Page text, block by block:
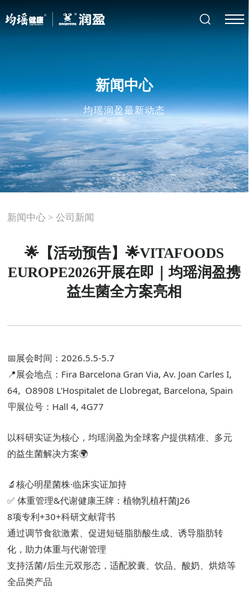
新闻中心
均瑶润盈最新动态
新闻中心 >公司新闻
🌟【活动预告】🌟VITAFOODS
EUROPE2026开展在即｜均瑶润盈携
益生菌全方案亮相
📅展会时间：2026.5.5-5.7
📍展会地点：Fira Barcelona Gran Via, Av. Joan Carles I,
64,  O8908 L'Hospitalet de Llobregat, Barcelona, Spain
🪧展位号：Hall 4, 4G77
以科研实证为核心，均瑶润盈为全球客户提供精准、多元
的益生菌解决方案🌍
🔬核心明星菌株·临床实证加持
✅ 体重管理&代谢健康王牌：植物乳植杆菌J26
8项专利+30+科研文献背书
通过调节食欲激素、促进短链脂肪酸生成、诱导脂肪转
化，助力体重与代谢管理
支持活菌/后生元双形态，适配胶囊、饮品、酸奶、烘焙等
全品类产品